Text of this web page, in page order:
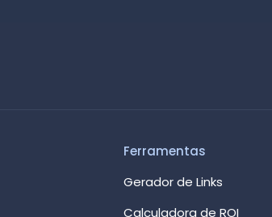
Ferramentas
Gerador de Links
Calculadora de ROI